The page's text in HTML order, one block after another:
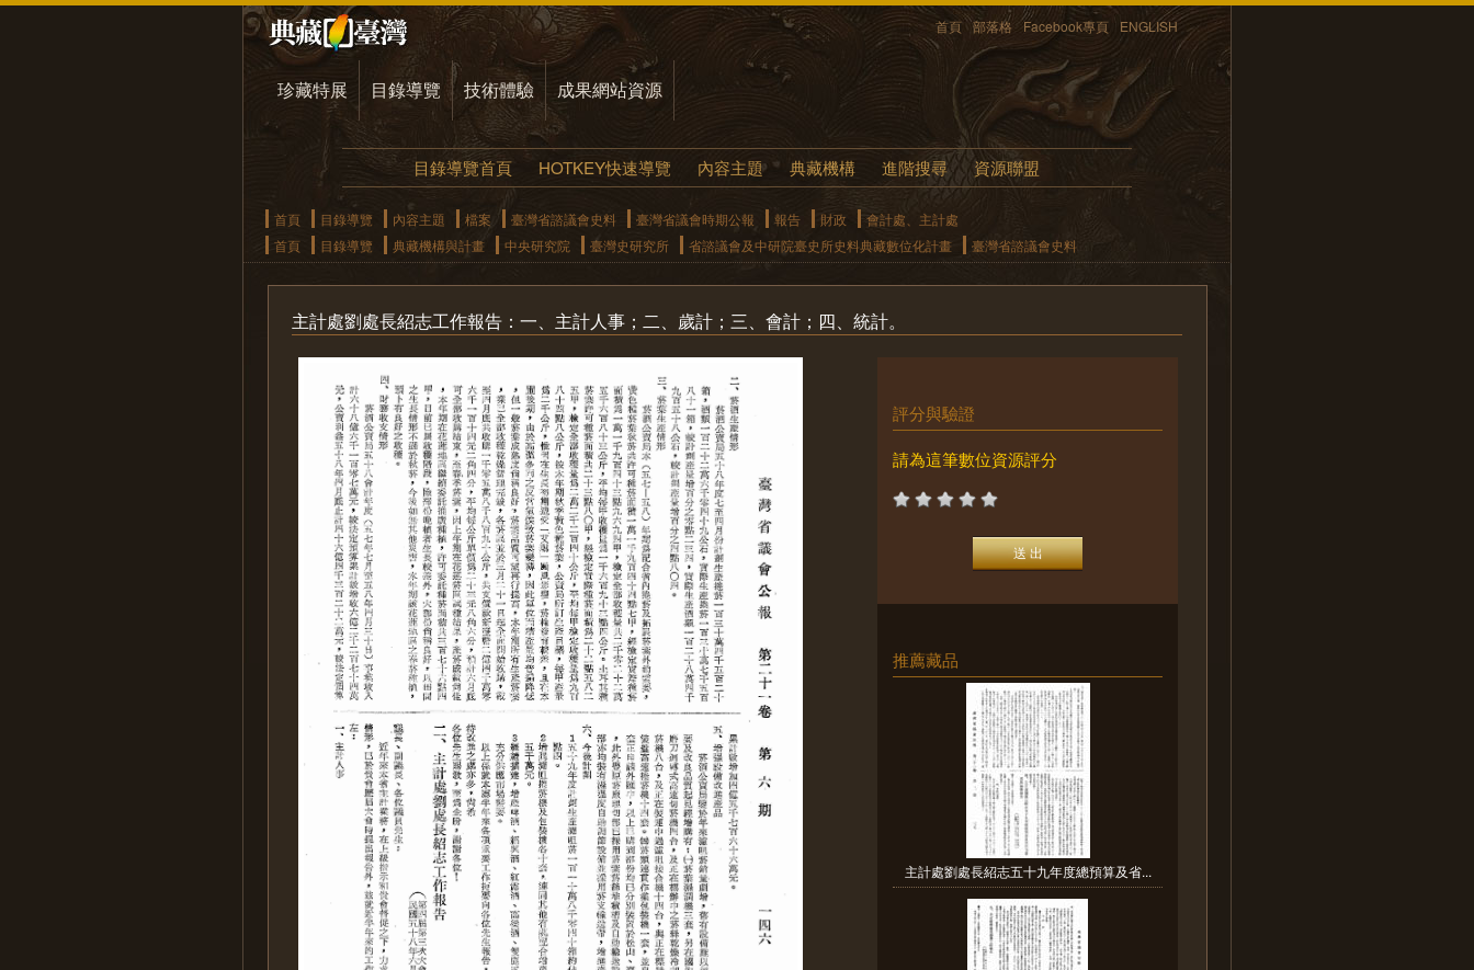
首頁 部落格 Facebook專頁 ENGLISH
珍藏特展 目錄導覽 技術體驗 成果網站資源
目錄導覽首頁 HOTKEY快速導覽 內容主題 典藏機構 進階搜尋 資源聯盟
首頁 目錄導覽 內容主題 檔案 臺灣省諮議會史料 臺灣省議會時期公報 報告 財政
會計處、主計處
首頁
目錄導覽 典藏機構與計畫 中央研究院 臺灣史研究所 省諮議會及中研院臺史所史料典藏數位化計畫 臺灣省諮議會史料
主計處劉處長紹志工作報告：一、主計人事；二、歲計；三、會計；四、統計。
評分與驗證
請為這筆數位資源評分
推薦藏品
主計處劉處長紹志五十九年度總預算及省...